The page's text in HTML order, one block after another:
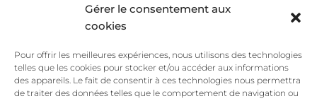
Gérer le consentement aux
cookies
Pour offrir les meilleures expériences, nous utilisons des technologies
telles que les cookies pour stocker et/ou accéder aux informations
des appareils. Le fait de consentir à ces technologies nous permettra
de traiter des données telles que le comportement de navigation ou
ME CONTACTER
Cliquer ici pour voir le certificat Qualiopi